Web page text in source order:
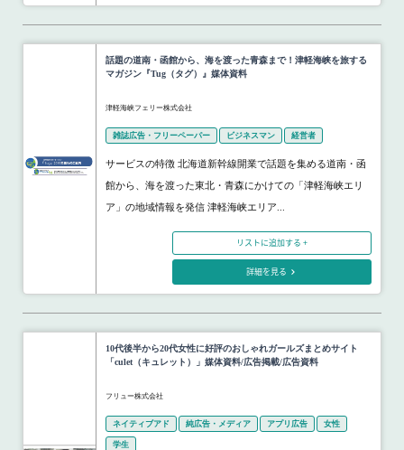
話題の道南・函館から、海を渡った青森まで！津軽海峡を旅する
マガジン『Tug（タグ）』媒体資料
津軽海峡フェリー株式会社
雑誌広告・フリーペーパー ビジネスマン 経営者
サービスの特徴 北海道新幹線開業で話題を集める道南・函
館から、海を渡った東北・青森にかけての「津軽海峡エリ
ア」の地域情報を発信 津軽海峡エリア...
リストに追加する +
詳細を見る
10代後半から20代女性に好評のおしゃれガールズまとめサイト
「culet（キュレット）」媒体資料/広告掲載/広告資料
フリュー株式会社
ネイティブアド 純広告・メディア アプリ広告 女性
学生